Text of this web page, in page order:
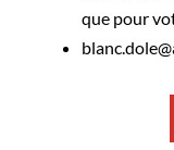
que pour